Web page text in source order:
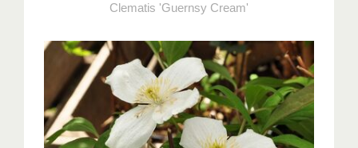
Clematis 'Guernsy Cream'